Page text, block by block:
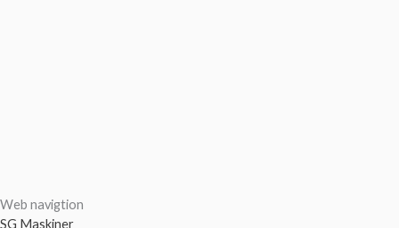
Web navigtion
SG Maskiner